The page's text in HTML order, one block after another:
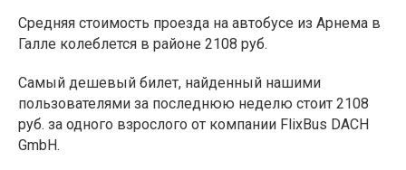
Средняя стоимость проезда на автобусе из Арнема в
Галле колеблется в районе 2108 руб.
Самый дешевый билет, найденный нашими
пользователями за последнюю неделю стоит 2108
руб. за одного взрослого от компании FlixBus DACH
GmbH.